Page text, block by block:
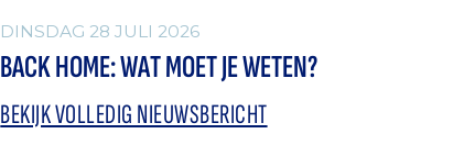
DINSDAG 28 JULI 2026
BACK HOME: WAT MOET JE WETEN?
BEKIJK VOLLEDIG NIEUWSBERICHT